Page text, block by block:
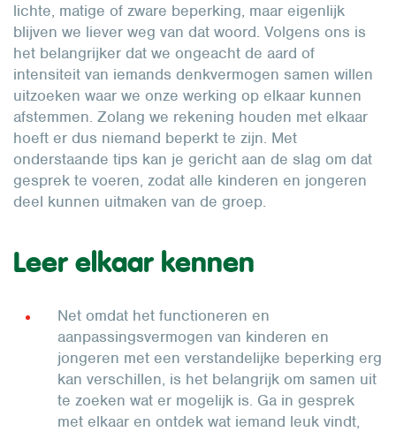
lichte, matige of zware beperking, maar eigenlijk
blijven we liever weg van dat woord. Volgens ons is
het belangrijker dat we ongeacht de aard of
intensiteit van iemands denkvermogen samen willen
uitzoeken waar we onze werking op elkaar kunnen
afstemmen. Zolang we rekening houden met elkaar
hoeft er dus niemand beperkt te zijn. Met
onderstaande tips kan je gericht aan de slag om dat
gesprek te voeren, zodat alle kinderen en jongeren
deel kunnen uitmaken van de groep.
Leer elkaar kennen
Net omdat het functioneren en
aanpassingsvermogen van kinderen en
jongeren met een verstandelijke beperking erg
kan verschillen, is het belangrijk om samen uit
te zoeken wat er mogelijk is. Ga in gesprek
met elkaar en ontdek wat iemand leuk vindt,